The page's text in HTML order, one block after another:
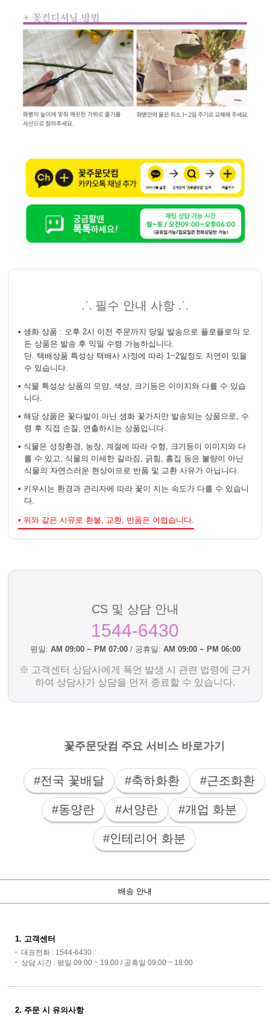
⸫ 필수 안내 사항 ⸫
• 생화 상품 : 오후 2시 이전 주문까지 당일 발송으로 플로플로의 모
든 상품은 발송 후 익일 수령 가능하십니다.
단. 택배상품 특성상 택배사 사정에 따라 1~2일정도 지연이 있을
수 있습니다.
• 식물 특성상 상품의 모양, 색상, 크기등은 이미지와 다를 수 있습
니다.
• 해당 상품은 꽃다발이 아닌 생화 꽃가지만 발송되는 상품으로, 수
령 후 직접 손질, 연출하시는 상품입니다.
• 식물은 성장환경, 농장, 계절에 따라 수형, 크기등이 이미지와 다
를 수 있고, 식물의 미세한 갈라짐, 긁힘, 흠집 등은 불량이 아닌
식물의 자연스러운 현상이므로 반품 및 교환 사유가 아닙니다.
• 키우시는 환경과 관리자에 따라 꽃이 지는 속도가 다를 수 있습니
다.
• 위와 같은 사유로 환불, 교환, 반품은 어렵습니다.
CS 및 상담 안내
1544-6430
평일: AM 09:00 ~ PM 07:00 / 공휴일: AM 09:00 ~ PM 06:00
※ 고객센터 상담사에게 폭언 발생 시 관련 법령에 근거
하여 상담사가 상담을 먼저 종료할 수 있습니다.
꽃주문닷컴 주요 서비스 바로가기
#전국 꽃배달 #축하화환 #근조화환
#동양란 #서양란 #개업 화분
#인테리어 화분
배송 안내
1. 고객센터
대표전화 : 1544-6430
상담 시간 : 평일 09:00 ~ 19:00 / 공휴일 09:00 ~ 18:00
2. 주문 시 유의사항